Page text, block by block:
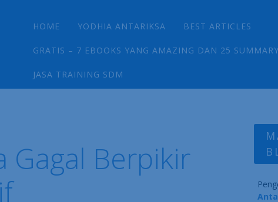
Main menu
Skip
content
HOME YODHIA ANTARIKSA BEST ARTICLES
GRATIS – 7 EBOOKS YANG AMAZING DAN 25
JASA TRAINING SDM
Gagal Berpikir